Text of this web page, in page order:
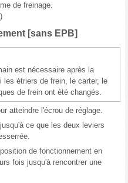
de freinage.
[sans EPB]
est nécessaire après la
les étriers de frein, le carter, le
de frein ont été changés.
atteindre l'écrou de réglage.
ce que les deux leviers
de fonctionnement en
fois jusqu'à rencontrer une